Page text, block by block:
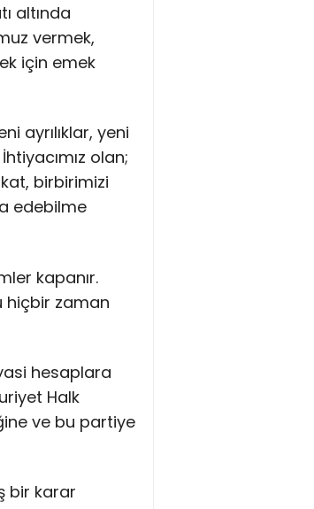
altında
vermek,
için emek
ayrılıklar, yeni
olan;
birbirimizi
edebilme
kapanır.
hiçbir zaman
hesaplara
Halk
ve bu partiye
bir karar